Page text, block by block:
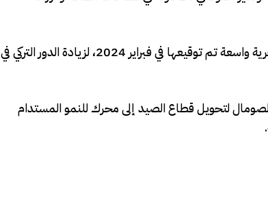
وتعزز هذه الاتفاقية العلاقات الاقتصادية المتنامية بين الصومال وتركيا، بعد اتفاقية بحرية واسعة تم توقيعها في فبراير 2024، لزيادة الدور التركي في
لتحويل قطاع الصيد إلى محرك للنمو المستدام